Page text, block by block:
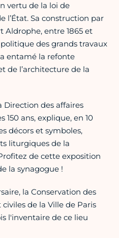
vertu de la loi de
l’État. Sa construction par
Aldrophe, entre 1865 et
politique des grands travaux
entamé la refonte
de l’architecture de la
Direction des affaires
150 ans, explique, en 10
décors et symboles,
liturgiques de la
de cette exposition
la synagogue !
la Conservation des
de la Ville de Paris
l'inventaire de ce lieu